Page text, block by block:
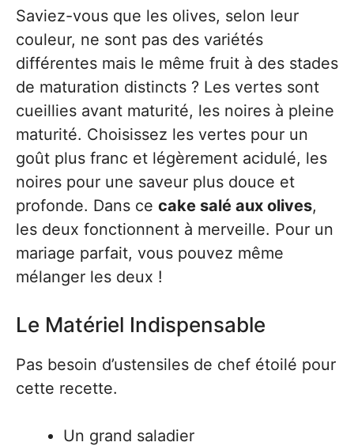
Saviez-vous que les olives, selon leur
couleur, ne sont pas des variétés
différentes mais le même fruit à des stades
de maturation distincts ? Les vertes sont
cueillies avant maturité, les noires à pleine
maturité. Choisissez les vertes pour un
goût plus franc et légèrement acidulé, les
noires pour une saveur plus douce et
profonde. Dans ce cake salé aux olives,
les deux fonctionnent à merveille. Pour un
mariage parfait, vous pouvez même
mélanger les deux !
Le Matériel Indispensable
Pas besoin d’ustensiles de chef étoilé pour
cette recette.
Un grand saladier